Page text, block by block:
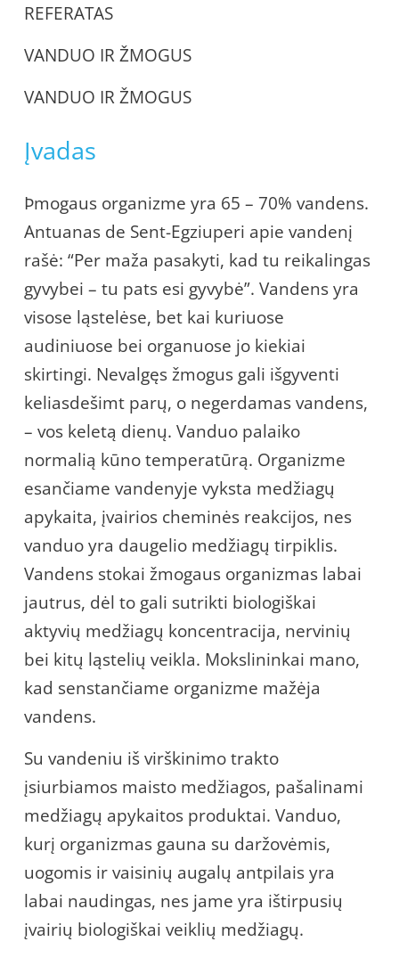
REFERATAS
VANDUO IR ŽMOGUS
VANDUO IR ŽMOGUS
Įvadas
Þmogaus organizme yra 65 – 70% vandens.
Antuanas de Sent-Egziuperi apie vandenį
rašė: “Per maža pasakyti, kad tu reikalingas
gyvybei – tu pats esi gyvybė”. Vandens yra
visose ląstelėse, bet kai kuriuose
audiniuose bei organuose jo kiekiai
skirtingi. Nevalgęs žmogus gali išgyventi
keliasdešimt parų, o negerdamas vandens,
– vos keletą dienų. Vanduo palaiko
normalią kūno temperatūrą. Organizme
esančiame vandenyje vyksta medžiagų
apykaita, įvairios cheminės reakcijos, nes
vanduo yra daugelio medžiagų tirpiklis.
Vandens stokai žmogaus organizmas labai
jautrus, dėl to gali sutrikti biologiškai
aktyvių medžiagų koncentracija, nervinių
bei kitų ląstelių veikla. Mokslininkai mano,
kad senstančiame organizme mažėja
vandens.
Su vandeniu iš virškinimo trakto
įsiurbiamos maisto medžiagos, pašalinami
medžiagų apykaitos produktai. Vanduo,
kurį organizmas gauna su daržovėmis,
uogomis ir vaisinių augalų antpilais yra
labai naudingas, nes jame yra ištirpusių
įvairių biologiškai veiklių medžiagų.